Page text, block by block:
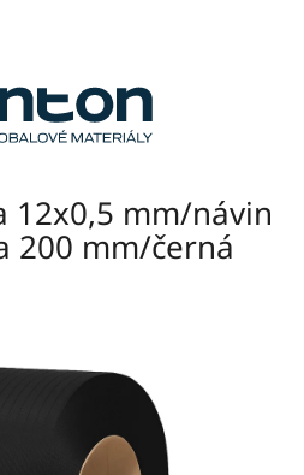
12x0,5 mm/návin
200 mm/černá